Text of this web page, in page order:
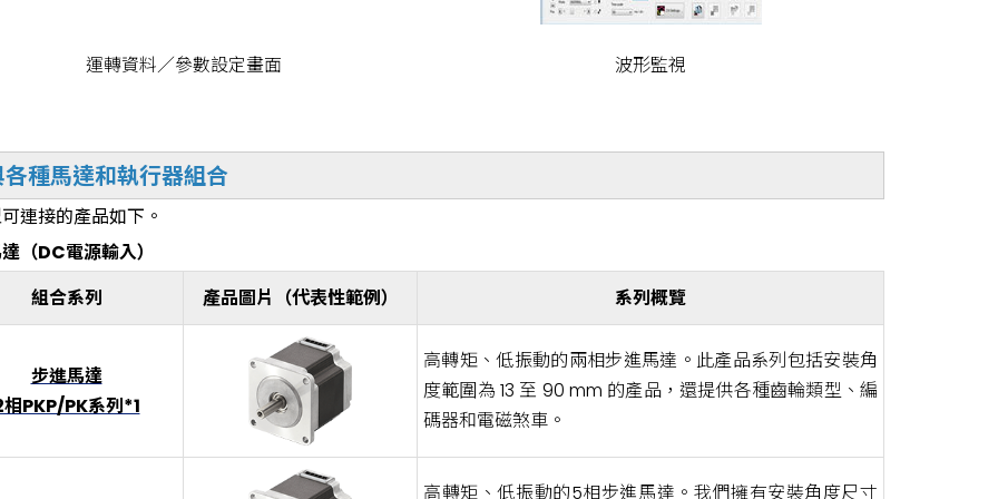
運轉資料／參數設定畫面 波形監視
種馬達和執行器組合
連接的產品如下。
（DC電源輸入）
組合系列
產品圖片（代表性範例） 系列概覽
步進馬達
相PKP/PK系列*1
高轉矩、低振動的兩相步進馬達。此產品系列包括安裝角
度範圍為 13 至 90 mm 的產品，還提供各種齒輪類型、編
碼器和電磁煞車。
高轉矩、低振動的5相步進馬達。我們擁有安裝角度尺寸